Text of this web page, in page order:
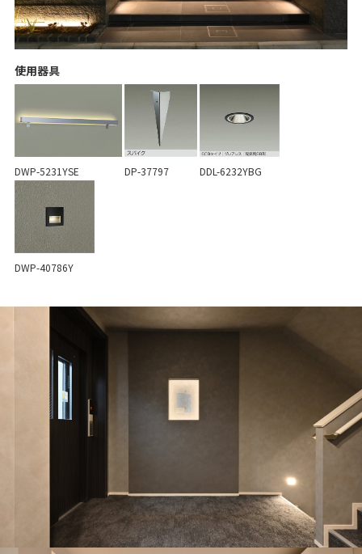
使用器具
DWP-5231YSE DP-37797 DDL-6232YBG
DWP-40786Y